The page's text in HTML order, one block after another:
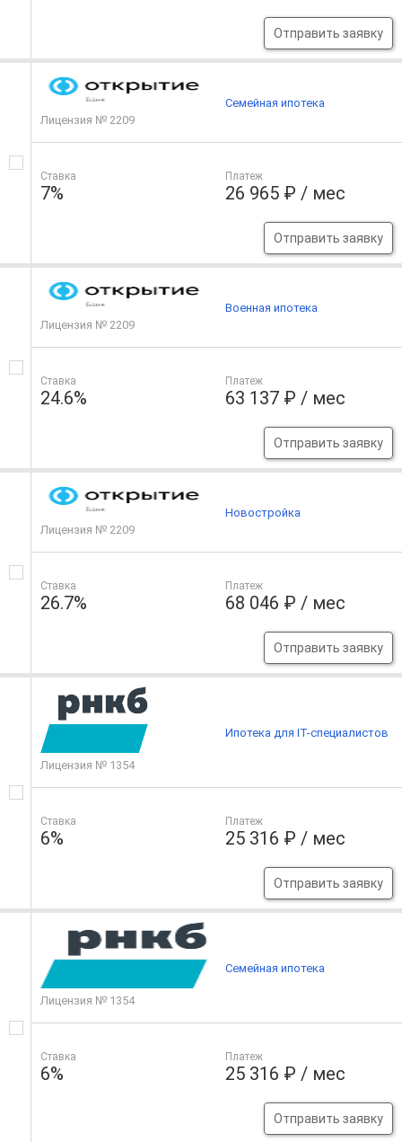
Отправить заявку
Лицензия № 2209
Ставка
7%
Платеж
26 965 ₽ / мес
Отправить заявку
Семейная ипотека
Лицензия № 2209
Ставка
24.6%
Платеж
63 137 ₽ / мес
Отправить заявку
Военная ипотека
Лицензия № 2209
Ставка
26.7%
Платеж
68 046 ₽ / мес
Отправить заявку
Новостройка
Лицензия № 1354
Ставка
6%
Платеж
25 316 ₽ / мес
Отправить заявку
Ипотека для IT-специалистов
Лицензия № 1354
Ставка
6%
Платеж
25 316 ₽ / мес
Отправить заявку
Семейная ипотека